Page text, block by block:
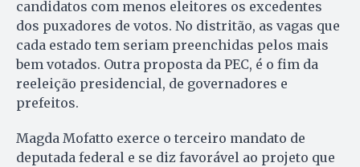
candidatos com menos eleitores os excedentes
dos puxadores de votos. No distritão, as vagas que
cada estado tem seriam preenchidas pelos mais
bem votados. Outra proposta da PEC, é o fim da
reeleição presidencial, de governadores e
prefeitos.
Magda Mofatto exerce o terceiro mandato de
deputada federal e se diz favorável ao projeto que